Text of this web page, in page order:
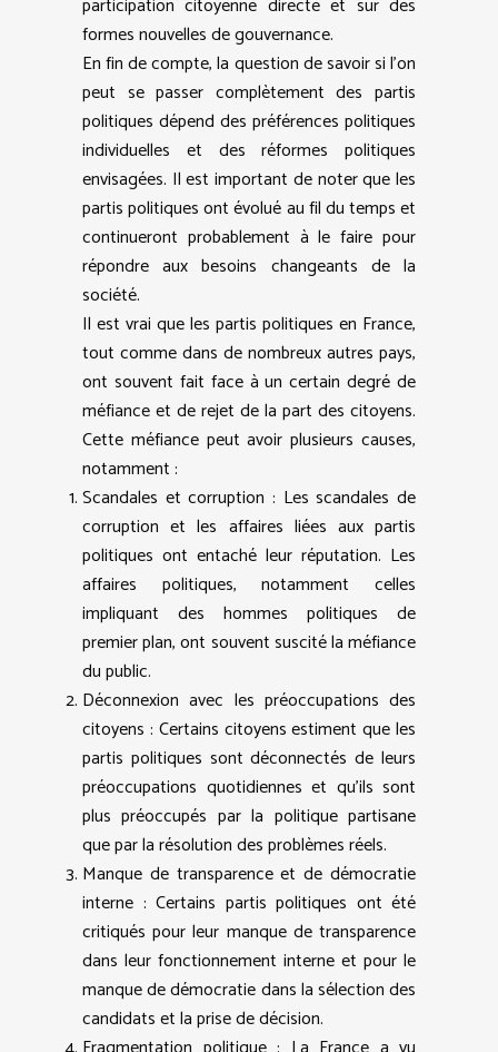
participation citoyenne directe et sur des
formes nouvelles de gouvernance.
En fin de compte, la question de savoir si l’on
peut se passer complètement des partis
politiques dépend des préférences politiques
individuelles et des réformes politiques
envisagées. Il est important de noter que les
partis politiques ont évolué au fil du temps et
continueront probablement à le faire pour
répondre aux besoins changeants de la
société.
Il est vrai que les partis politiques en France,
tout comme dans de nombreux autres pays,
ont souvent fait face à un certain degré de
méfiance et de rejet de la part des citoyens.
Cette méfiance peut avoir plusieurs causes,
notamment :
Scandales et corruption : Les scandales de
corruption et les affaires liées aux partis
politiques ont entaché leur réputation. Les
affaires politiques, notamment celles
impliquant des hommes politiques de
premier plan, ont souvent suscité la méfiance
du public.
Déconnexion avec les préoccupations des
citoyens : Certains citoyens estiment que les
partis politiques sont déconnectés de leurs
préoccupations quotidiennes et qu’ils sont
plus préoccupés par la politique partisane
que par la résolution des problèmes réels.
Manque de transparence et de démocratie
interne : Certains partis politiques ont été
critiqués pour leur manque de transparence
dans leur fonctionnement interne et pour le
manque de démocratie dans la sélection des
candidats et la prise de décision.